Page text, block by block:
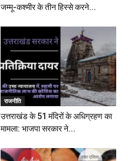
जम्मू-कश्मीर के तीन हिस्से करने...
राजनीति
उत्तराखंड के 51 मंदिरों के अधिग्रहण का
मामला: भाजपा सरकार ने...